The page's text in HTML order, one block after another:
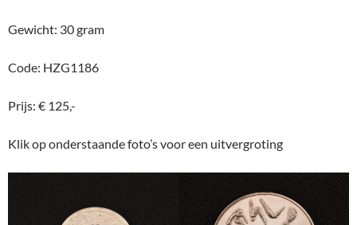
Gewicht: 30 gram
Code: HZG1186
Prijs: € 125,-
Klik op onderstaande foto’s voor een uitvergroting